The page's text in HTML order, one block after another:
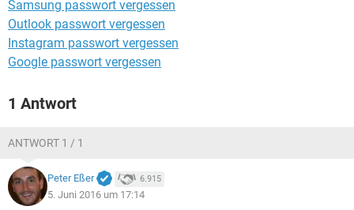
Samsung passwort vergessen
Outlook passwort vergessen
Instagram passwort vergessen
Google passwort vergessen
1 Antwort
ANTWORT 1 / 1
Peter Eßer 6.915
5. Juni 2016 um 17:14